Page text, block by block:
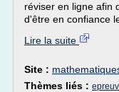
réviser en ligne afin
d'être en confiance
Lire la suite
Site :
Thèmes liés :